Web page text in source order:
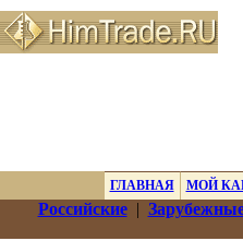
ГЛАВНАЯ МОЙ
Российские|